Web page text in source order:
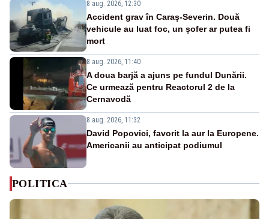
8 aug. 2026, 12:30
Accident grav în Caraș-Severin. Două
vehicule au luat foc, un șofer ar putea fi
mort
8 aug. 2026, 11:40
A doua barjă a ajuns pe fundul Dunării.
Ce urmează pentru Reactorul 2 de la
Cernavodă
8 aug. 2026, 11:32
David Popovici, favorit la aur la Europene.
Americanii au anticipat podiumul
POLITICA